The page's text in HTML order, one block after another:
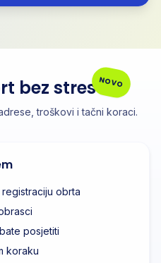
bez stresaNOVO
troškovi i tačni koraci.
obrta
posjetiti
koraku